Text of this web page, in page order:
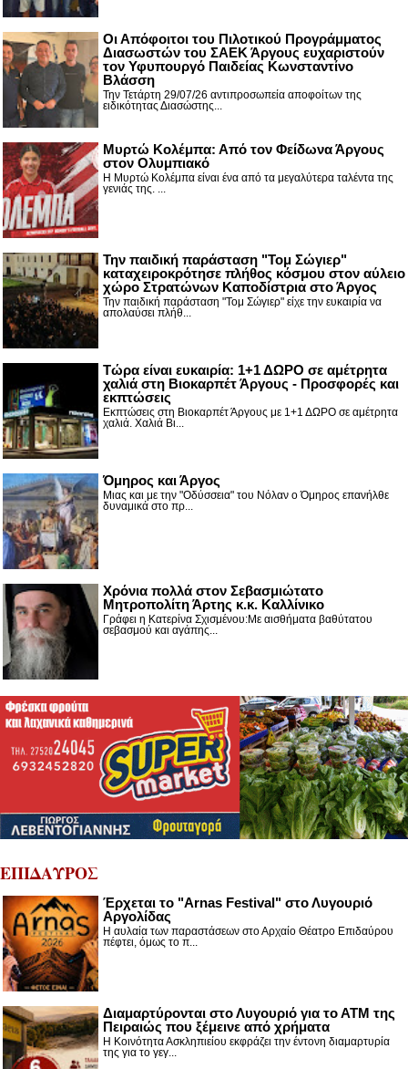
Οι Απόφοιτοι του Πιλοτικού Προγράμματος
Διασωστών του ΣΑΕΚ Άργους ευχαριστούν
τον Υφυπουργό Παιδείας Κωνσταντίνο
Βλάσση
Την Τετάρτη 29/07/26 αντιπροσωπεία αποφοίτων της
ειδικότητας Διασώστης...
Μυρτώ Κολέμπα: Από τον Φείδωνα Άργους
στον Ολυμπιακό
Η Μυρτώ Κολέμπα είναι ένα από τα μεγαλύτερα ταλέντα της
γενιάς της. ...
Την παιδική παράσταση "Τομ Σώγιερ"
καταχειροκρότησε πλήθος κόσμου στον αύλειο
χώρο Στρατώνων Καποδίστρια στο Άργος
Την παιδική παράσταση "Τομ Σώγιερ" είχε την ευκαιρία να
απολαύσει πλήθ...
Τώρα είναι ευκαιρία: 1+1 ΔΩΡΟ σε αμέτρητα
χαλιά στη Βιοκαρπέτ Άργους - Προσφορές και
εκπτώσεις
Εκπτώσεις στη Βιοκαρπέτ Άργους με 1+1 ΔΩΡΟ σε αμέτρητα
χαλιά. Χαλιά Βι...
Όμηρος και Άργος
Μιας και με την "Οδύσσεια" του Νόλαν ο Όμηρος επανήλθε
δυναμικά στο πρ...
Χρόνια πολλά στον Σεβασμιώτατο
Μητροπολίτη Άρτης κ.κ. Καλλίνικο
Γράφει η Κατερίνα Σχισμένου:Με αισθήματα βαθύτατου
σεβασμού και αγάπης...
ΕΠΙΔΑΥΡΟΣ
Έρχεται το "Arnas Festival" στο Λυγουριό
Αργολίδας
Η αυλαία των παραστάσεων στο Αρχαίο Θέατρο Επιδαύρου
πέφτει, όμως το π...
Διαμαρτύρονται στο Λυγουριό για το ΑΤΜ της
Πειραιώς που ξέμεινε από χρήματα
Η Κοινότητα Ασκληπιείου εκφράζει την έντονη διαμαρτυρία
της για το γεγ...